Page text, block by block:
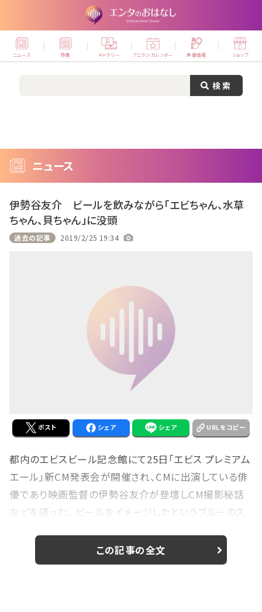
ニュース 特集 ギャラリー アニラジカレンダー 声優情報 ショップ
ニュース
伊勢谷友介 ビールを飲みながら「エビちゃん、水草
ちゃん、貝ちゃん」に没頭
過去の記事 2019/2/25 19:34
ポスト シェア シェア URLをコピー
都内のエビスビール記念館にて25日「エビス プレミアム
エール」新CM発表会が開催され、CMに出演している俳
優であり映画監督の伊勢谷友介が登壇しCM撮影秘話
などを語った。 ビールをイメージしたというブルーのス
目を閉じていたのでどんな顔をしているのか分からなか
ったんですけど、だいぶ美味しそうに飲んでいる印象です
この記事の全文